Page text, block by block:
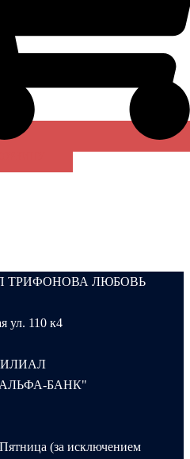
ИП ТРИФОНОВА ЛЮБОВЬ
ул. 110 к4
ФИЛИАЛ
БАНК"
(за исключением